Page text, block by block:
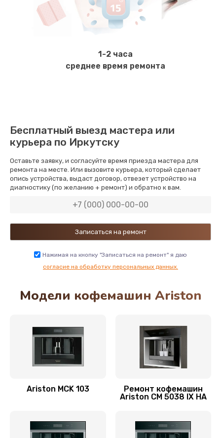
Очистка гидросистемы от накипи
1500 руб.
Ремонт и замена помпы
1500 руб.
Замена редуктора в сборе
3000 руб.
Заказать
Замена ТЭНа кофемашины Ariston
3000 руб.
Заказать
Замена термостата
Ремонт нового крана пара в аппарате
1-2 часа
среднее время ремонта
Бесплатный выезд мастера или
курьера по Иркутску
Оставьте заявку, и согласуйте время приезда мастера для
ремонта на месте. Или вызовите курьера, который сделает
опись устройства, выдаст договор, отвезет устройство на
диагностику (по желанию + ремонт) и обратно к вам.
Нажимая на кнопку "Записаться на ремонт" я даю
согласие на обработку персональных данных.
Модели кофемашин Ariston
Ariston MCK 103
Ремонт кофемашин
Ariston CM 5038 IX HA